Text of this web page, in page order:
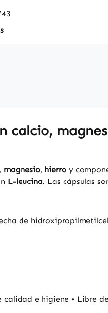
calcio,
, magnesio, hierro y
L-leucina. Las cápsulas
de
calidad e higiene • Libre